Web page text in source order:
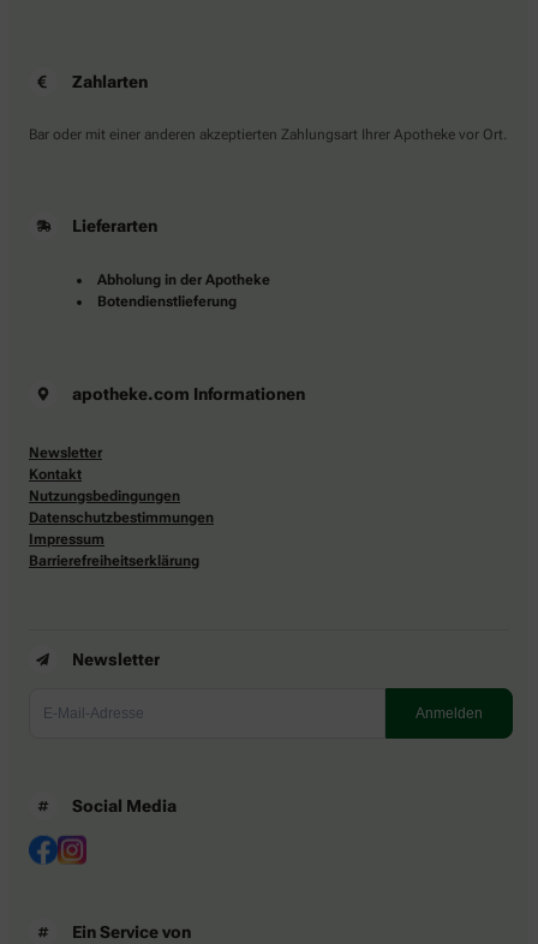
Zahlarten
Bar oder mit einer anderen akzeptierten Zahlungsart Ihrer Apotheke vor Ort.
Lieferarten
Abholung in der Apotheke
Botendienstlieferung
apotheke.com Informationen
Newsletter
Kontakt
Nutzungsbedingungen
Datenschutzbestimmungen
Impressum
Barrierefreiheitserklärung
Newsletter
Social Media
Ein Service von